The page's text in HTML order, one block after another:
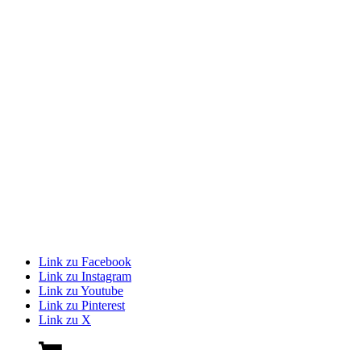
Link zu Facebook
Link zu Instagram
Link zu Youtube
Link zu Pinterest
Link zu X